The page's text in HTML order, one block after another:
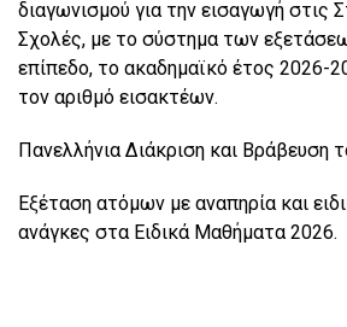
διαγωνισμού για την εισαγωγή στις
Σχολές, με το σύστημα των
επίπεδο, το ακαδημαϊκό έτος 2026-
τον αριθμό εισακτέων.
Πανελλήνια Διάκριση και Βράβευση
Εξέταση ατόμων με αναπηρία και
ανάγκες στα Ειδικά Μαθήματα 2026.